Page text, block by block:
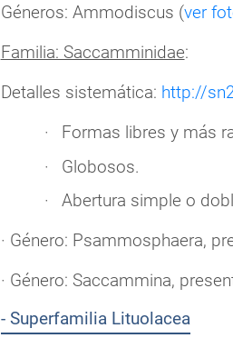
Géneros: Ammodiscus (ver
Familia: Saccamminidae:
Detalles sistemática: http://
Formas libres y más
Globosos.
Abertura simple o
· Género: Psammosphaera,
· Género: Saccammina,
- Superfamilia Lituolacea